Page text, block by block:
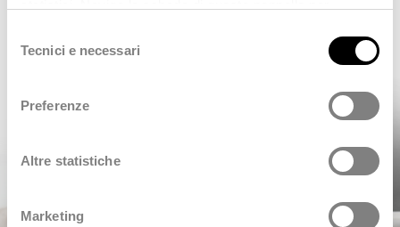
maggiori informazioni consulta anche la nostra
Privacy
delTecnici e necessari
Preferenze
Altre statistiche
Marketing
Contactez-nous, nous sommes à votre disposition
CONTACTEZ-NOUS